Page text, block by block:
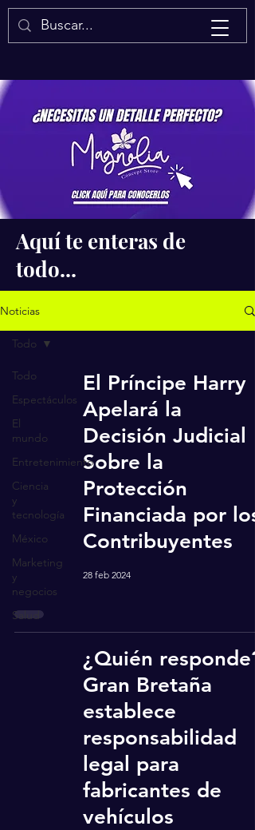
Isaac Quintal
Aquí te enteras de
todo...
Noticias
Todo
Espectáculos
El
mundo
Entretenimiento
Ciencia
y
tecnología
México
Marketing
y
negocios
Salud
Todo
El Príncipe Harry
Apelará la
Decisión Judicial
Sobre la
Protección
Financiada por los
Contribuyentes
28 feb 2024
¿Quién responde?
Gran Bretaña
establece
responsabilidad
legal para
fabricantes de
vehículos